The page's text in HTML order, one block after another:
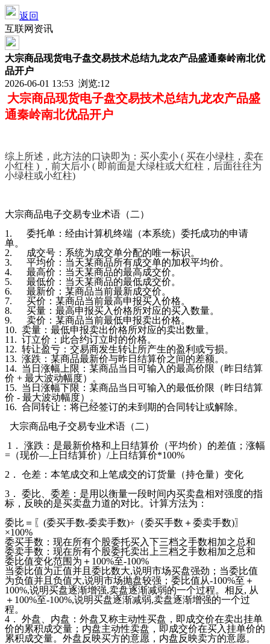
返回
互联网资讯
大宗商品现货电子盘交易技术总结九龙农产品盛通秦岭南北优
品开户
2026-06-01 13:53 浏览:12
大宗商品现货电子盘交易技术总结九龙农产品盛
通秦岭南北优品开户
综上所述，此方法的口诀即为：买小卖小 ( 买在小绿柱，卖在
小红柱 ) ，前大后小 ( 即前面是大绿柱或大红柱，后面往往为
小绿柱或小红柱)
大宗商品电子交易专业术语（二）
1. 委托单：经由计算机终端（本系统）委托成功的申请
单。
2. 成交号：系统为成交单分配的唯一标识。
3. 平均价：当天某商品所有成交单的加权平均价。
4. 最高价：当天某商品的最高成交价。
5. 最低价：当天某商品的最低成交价。
6. 最新价：某商品当前最新成交价。
7. 买价：某商品当前最高申报买入价格。
8. 买量：最高申报买入价格所对应的买入数量。
9. 卖价：某商品当前最低申报卖出价格。
10. 卖量：最低申报卖出价格所对应的卖出数量。
11. 订立价：此合约订立时的价格。
12. 转让盈亏：交易商发生转让所产生的盈利或亏损。
13. 涨跌：某商品最新价与昨日结算价之间的差额。
14. 当日涨幅上限：某商品当日可输入的最高价限（昨日结算
价 + 最大波动幅度）。
15. 当日涨幅下限：某商品当日可输入的最低价限（昨日结算
价 - 最大波动幅度）。
16. 合同转让：将已经签订的未到期的合同转让或解除。
大宗商品电子交易专业术语（二）
1． 涨跌：是最新价格和上日结算价（平均价）的差值；涨幅
=（现价—上日结算价）/上日结算价*100%
2． 仓差：本笔成交和上笔成交的订货量（持仓量）变化
3． 委比、委差：是用以衡量一段时间内买卖盘相对强度的指
标，反映的是买卖盘力道的对比。计算方法为：
委比＝〖 (委买手数-委卖手数)÷（委买手数＋委卖手数)〗
×100%
委买手数：现在所有个股委托买入下三档之手数相加之总和
委卖手数：现在所有个股委托卖出上三档之手数相加之总和
委比值变化范围为＋ 100%至-100%
当委比值为正值并且委比数大,说明市场买盘强劲；当委比值
为负值并且负值大,说明市场抛盘较强；委比值从-100%至＋
100%,说明买盘逐渐增强,卖盘逐渐减弱的一个过程。相反, 从
＋100%至-100%,说明买盘逐渐减弱,卖盘逐渐增强的一个过
程。
4． 外盘、内盘：外盘又称主动性买盘，即成交价在卖出挂单
价的累积成交量；内盘主动性卖盘，即成交价在买入挂单价的
累积成交量。外盘反映买方的意愿，内盘反映卖方的意愿。